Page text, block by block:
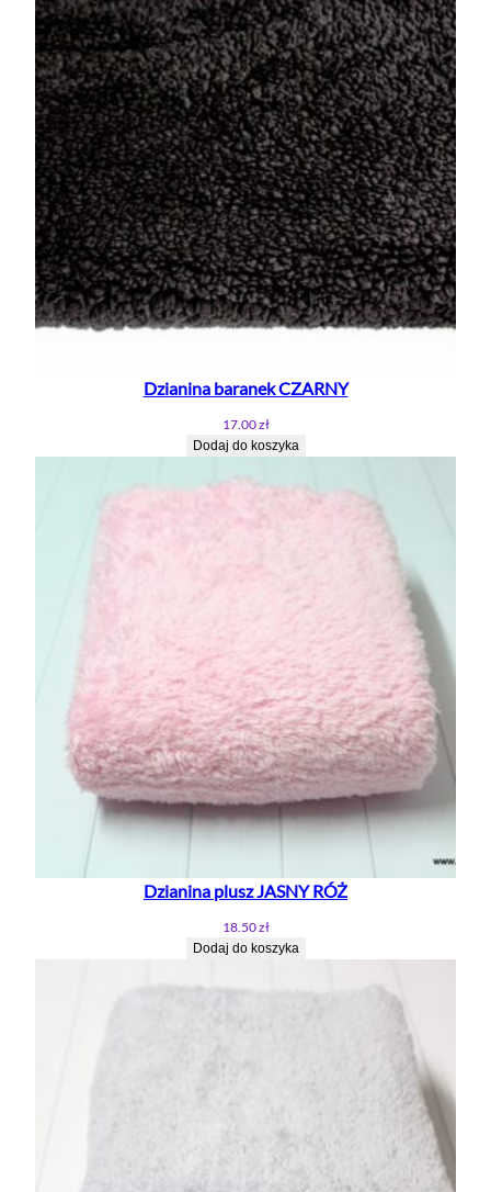
Dzianina baranek CZARNY
17.00zł
Dodaj do koszyka
Dzianina plusz JASNY RÓŻ
18.50zł
Dodaj do koszyka